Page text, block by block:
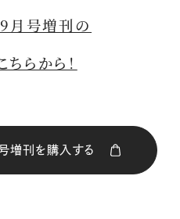
9月号増刊の
らから！
増刊を購入する